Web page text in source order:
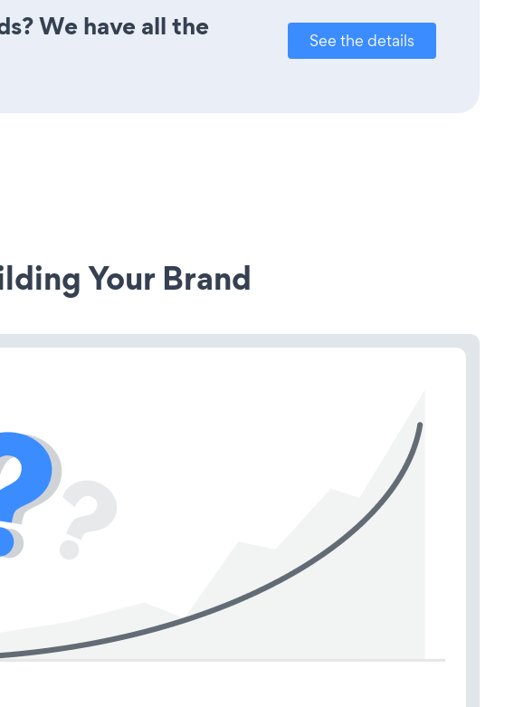
We have all the
See the details
Your Brand